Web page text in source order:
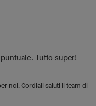
Tutto super!
noi. Cordiali saluti il team di